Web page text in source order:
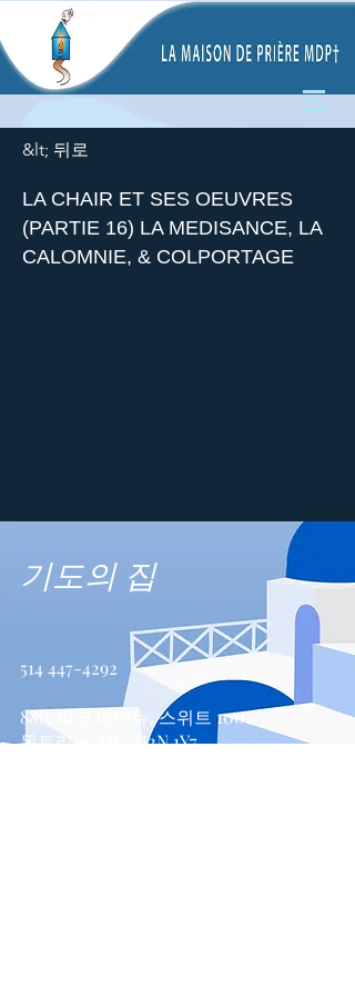
&lt; 뒤로
LA CHAIR ET SES OEUVRES
(PARTIE 16) LA MEDISANCE, LA
CALOMNIE, & COLPORTAGE
기도의 집
514 447-4292
8815 파크 애비뉴, 스위트 100
몬트리올, QC, H2N 1Y7